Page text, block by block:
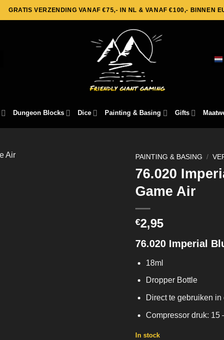
GRATIS VERZENDING VANAF €75,- IN NL & VANAF €100,- BINNEN
Dungeon Blocks Dice Painting & Basing Gifts
PAINTING & BASING /
76.020
Game Air
€2,95
76.020 Imperial
18ml
Dropper Bottle
Direct te gebruiken in
Compressor druk: 15
In stock